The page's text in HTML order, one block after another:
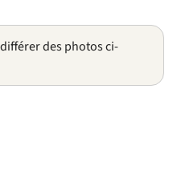
des photos ci-